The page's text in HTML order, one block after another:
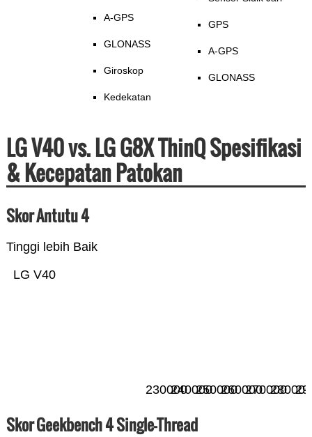
A-GPS
GLONASS
Giroskop
Kedekatan
GPS
A-GPS
GLONASS
LG V40 vs. LG G8X ThinQ Spesifikasi
& Kecepatan Patokan
Skor Antutu 4
Tinggi lebih Baik
LG V40
230000240000250000260000270000280000
Skor Geekbench 4 Single-Thread